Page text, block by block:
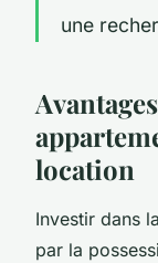
une
location
Investir dans
par la